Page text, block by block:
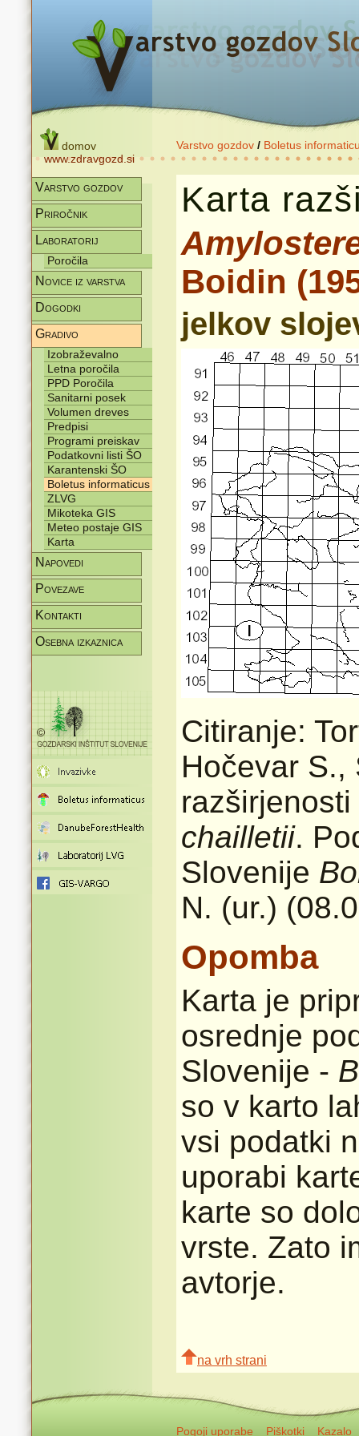
domov
www.zdravgozd.si
Varstvo gozdov / Boletus
Varstvo gozdov
Priročnik
Laboratorij
Poročila
Novice iz varstva
Dogodki
Gradivo
Izobraževalno
Letna poročila
PPD Poročila
Sanitarni posek
Volumen dreves
Predpisi
Programi preiskav
Podatkovni listi ŠO
Karantenski ŠO
Boletus informaticus
ZLVG
Mikoteka GIS
Meteo postaje GIS
Karta
Napovedi
Povezave
Kontakti
Osebna izkaznica
Karta
Boidin
jelkov
Citiranje:
Hočevar S.,
chailletii.
Slovenije
N. (ur.)
Opomba
Karta je
osrednje
Slovenije -
so v karto
vsi podatki
uporabi
karte so
vrste. Zato
avtorje.
na vrh strani
Pogoji uporabe Piškotki Kazalo